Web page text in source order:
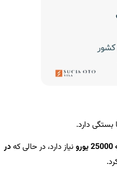
دارد.
نیاز دارد، در حالی کهدر